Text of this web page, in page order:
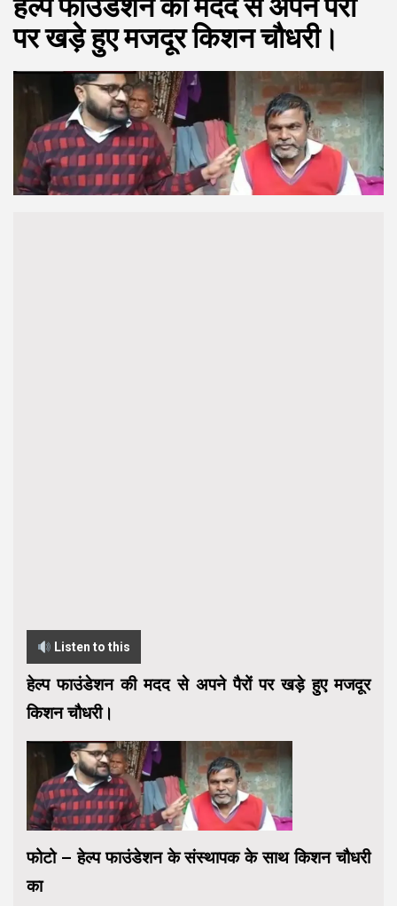
हेल्प फाउंडेशन की मदद से अपने पैरों
पर खड़े हुए मजदूर किशन चौधरी।
Listen to this
हेल्प फाउंडेशन की मदद से अपने पैरों पर खड़े हुए मजदूर
किशन चौधरी।
फोटो – हेल्प फाउंडेशन के संस्थापक के साथ किशन चौधरी
का